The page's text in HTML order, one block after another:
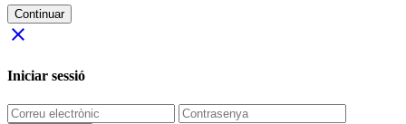
Continuar
close
Iniciar sessió